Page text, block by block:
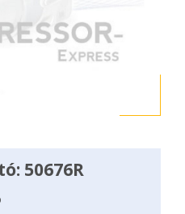
50676R